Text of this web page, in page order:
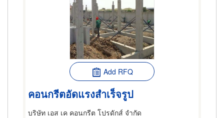
Add RFQ
คอนกรีตอัดแรงสำเร็จรูป
บริษัท เอส เค คอนกรีต โปรดักส์ จำกัด